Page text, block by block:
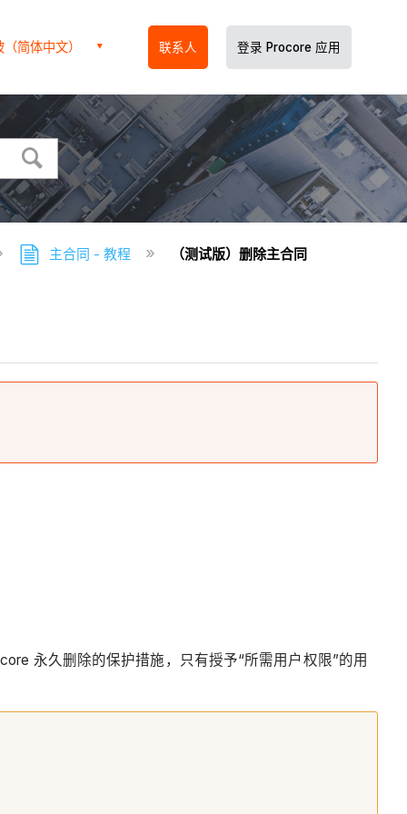
简体中文） 联系人 登录 Procore 应用
主合同 - 教程 （测试版）删除主合同
永久删除的保护措施，只有授予“所需用户权限”的用